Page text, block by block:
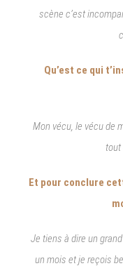
scène c’est
Qu’est ce qui
Mon vécu, le vécu de
tout
Et pour conclure
Je tiens à dire un
un mois et je reçois